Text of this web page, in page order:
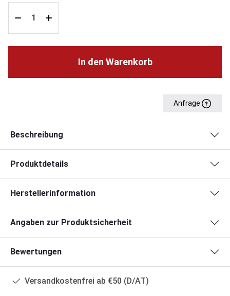
In den Warenkorb
Anfrage
Beschreibung
Produktdetails
Herstellerinformation
Angaben zur Produktsicherheit
Bewertungen
Versandkostenfrei ab €50 (D/AT)